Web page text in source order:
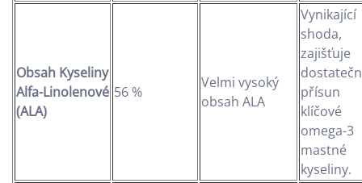
Obsah Kyseliny
Alfa-Linolenové
(ALA)
56 %
Velmi vysoký
obsah ALA
Vynikající
shoda,
zajišťuje
přísun
klíčové
omega-3
mastné
kyseliny.